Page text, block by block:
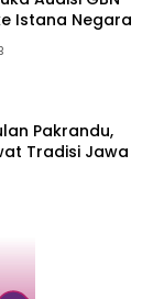
Istana Negara
Pakrandu,
Tradisi Jawa